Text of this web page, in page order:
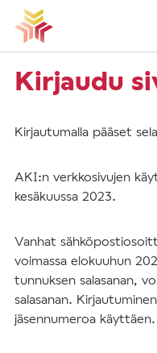
Vieritä
sisältöön
Kirjaudu
Kirjautumalla pääset
AKI:n verkkosivujen
kesäkuussa 2023.
Vanhat
voimassa elokuuhun
tunnuksen salasanan,
salasanan.
jäsennumeroa käyttäen.